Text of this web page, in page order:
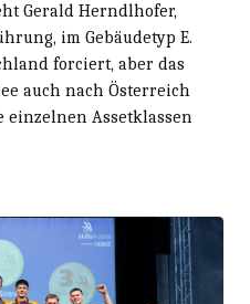
Gerald Herndlhofer,
im Gebäudetyp E.
forciert, aber das
auch nach Österreich
einzelnen Assetklassen